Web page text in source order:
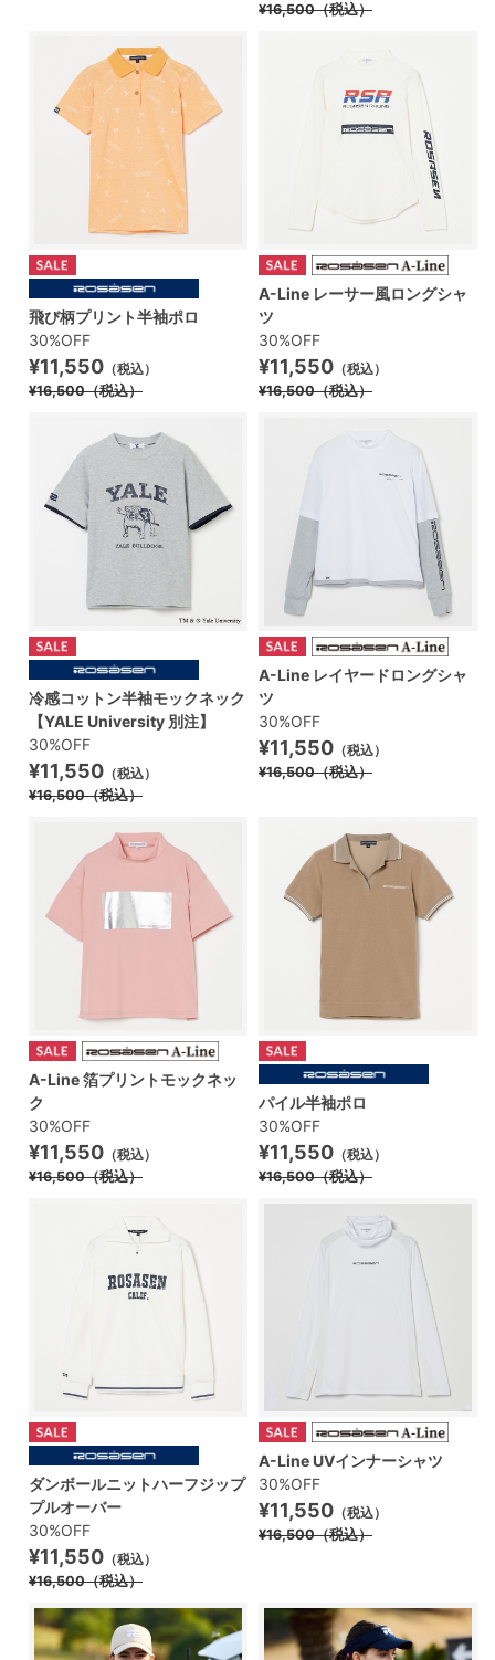
¥16,500（税込）
飛び柄プリント半袖ポロ
30%OFF
¥11,550 （税込）
¥16,500（税込）
A-Line レーサー風ロングシャ
ツ
30%OFF
¥11,550 （税込）
¥16,500（税込）
冷感コットン半袖モックネック
【YALE University 別注】
30%OFF
¥11,550 （税込）
¥16,500（税込）
A-Line レイヤードロングシャ
ツ
30%OFF
¥11,550 （税込）
¥16,500（税込）
A-Line 箔プリントモックネッ
ク
30%OFF
¥11,550 （税込）
¥16,500（税込）
パイル半袖ポロ
30%OFF
¥11,550 （税込）
¥16,500（税込）
ダンボールニットハーフジップ
プルオーバー
30%OFF
¥11,550 （税込）
¥16,500（税込）
A-Line UVインナーシャツ
30%OFF
¥11,550 （税込）
¥16,500（税込）